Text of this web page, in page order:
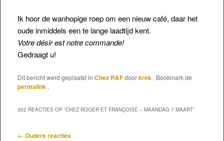
Ik hoor de wanhopige roep om een nieuw café, daar het
oude inmiddels een te lange laadtijd kent.
Votre désir est notre commande!
Gedraagt u!
Dit bericht werd geplaatst in Chez R&Fdoorkrek . Bookmark de
permalink .
302 REACTIES OP “CHEZ ROGER ET FRANÇOISE – MAANDAG 7 MAART”
Reactienavigatie
← Oudere reacties